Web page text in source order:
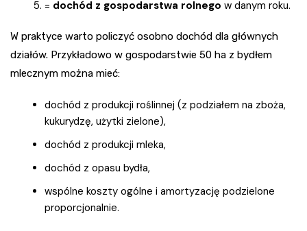
= dochód z gospodarstwa rolnego w danym roku.
W praktyce warto policzyć osobno dochód dla głównych
działów. Przykładowo w gospodarstwie 50 ha z bydłem
mlecznym można mieć:
dochód z produkcji roślinnej (z podziałem na zboża,
kukurydzę, użytki zielone),
dochód z produkcji mleka,
dochód z opasu bydła,
wspólne koszty ogólne i amortyzację podzielone
proporcjonalnie.